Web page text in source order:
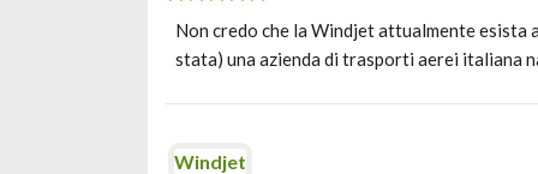
Non credo che la Windjet attualmente esista
stata) una azienda di trasporti aerei italiana
Windjet